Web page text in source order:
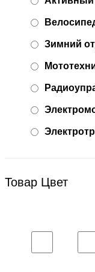
Зимний
Товар Цвет